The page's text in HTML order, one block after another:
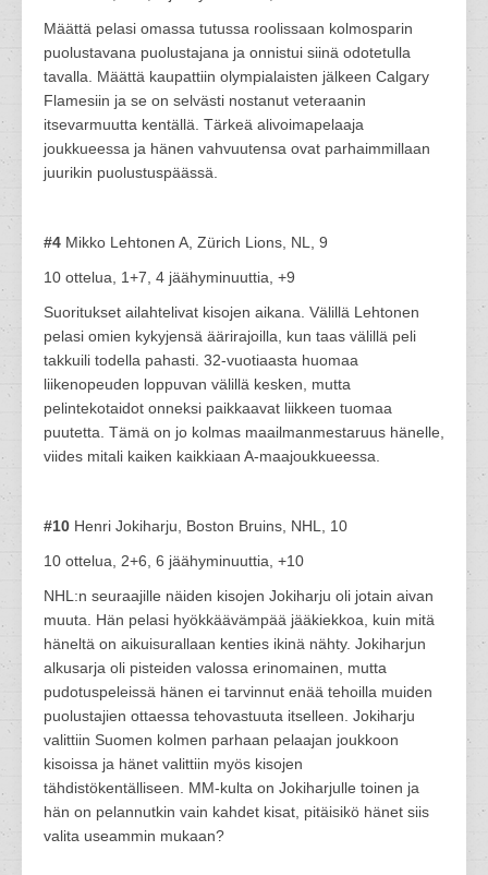
Määttä pelasi omassa tutussa roolissaan kolmosparin
puolustavana puolustajana ja onnistui siinä odotetulla
tavalla. Määttä kaupattiin olympialaisten jälkeen Calgary
Flamesiin ja se on selvästi nostanut veteraanin
itsevarmuutta kentällä. Tärkeä alivoimapelaaja
joukkueessa ja hänen vahvuutensa ovat parhaimmillaan
juurikin puolustuspäässä.
#4 Mikko Lehtonen A, Zürich Lions, NL, 9
10 ottelua, 1+7, 4 jäähyminuuttia, +9
Suoritukset ailahtelivat kisojen aikana. Välillä Lehtonen
pelasi omien kykyjensä äärirajoilla, kun taas välillä peli
takkuili todella pahasti. 32-vuotiaasta huomaa
liikenopeuden loppuvan välillä kesken, mutta
pelintekotaidot onneksi paikkaavat liikkeen tuomaa
puutetta. Tämä on jo kolmas maailmanmestaruus hänelle,
viides mitali kaiken kaikkiaan A-maajoukkueessa.
#10 Henri Jokiharju, Boston Bruins, NHL, 10
10 ottelua, 2+6, 6 jäähyminuuttia, +10
NHL:n seuraajille näiden kisojen Jokiharju oli jotain aivan
muuta. Hän pelasi hyökkäävämpää jääkiekkoa, kuin mitä
häneltä on aikuisurallaan kenties ikinä nähty. Jokiharjun
alkusarja oli pisteiden valossa erinomainen, mutta
pudotuspeleissä hänen ei tarvinnut enää tehoilla muiden
puolustajien ottaessa tehovastuuta itselleen. Jokiharju
valittiin Suomen kolmen parhaan pelaajan joukkoon
kisoissa ja hänet valittiin myös kisojen
tähdistökentälliseen. MM-kulta on Jokiharjulle toinen ja
hän on pelannutkin vain kahdet kisat, pitäisikö hänet siis
valita useammin mukaan?